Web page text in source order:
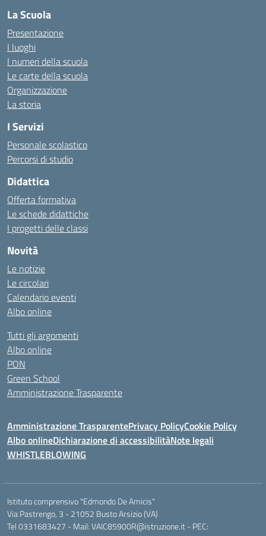
La Scuola
Presentazione
I luoghi
I numeri della scuola
Le carte della scuola
Organizzazione
La storia
I Servizi
Personale scolastico
Percorsi di studio
Didattica
Offerta formativa
Le schede didattiche
I progetti delle classi
Novità
Le notizie
Le circolari
Calendario eventi
Albo online
Tutti gli argomenti
Albo online
PON
Green School
Amministrazione Trasparente
Amministrazione TrasparentePrivacy PolicyCookie Policy
Albo onlineDichiarazione di accessibilitàNote legali
WHISTLEBLOWING
Istituto comprensivo "Edmondo De Amicis"
Via Pastrengo, 3 - 21052 Busto Arsizio (VA)
Tel 0331683427 - Mail: VAIC85900R@istruzione.it - PEC: